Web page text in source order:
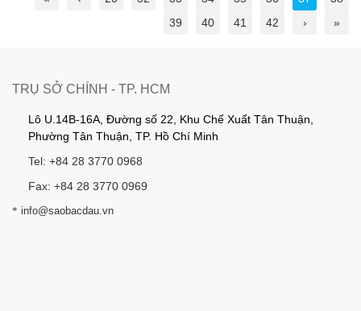
39
40 41 42 › »
TRỤ SỞ CHÍNH - TP. HCM
Lô U.14B-16A, Đường số 22, Khu Chế Xuất Tân Thuận,
Phường Tân Thuận, TP. Hồ Chí Minh
Tel: +84 28 3770 0968
Fax: +84 28 3770 0969
* info@saobacdau.vn